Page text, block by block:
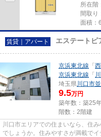
所在階
間取り
面積：
賃貸｜アパート エステートピ
京浜東北線 「
京浜東北線 「
埼玉県川口市
9.5万円
築年数：築25
階数：2階建
川口市エリアでの住まいなら、住
でしょうか。住みやすさが満載で